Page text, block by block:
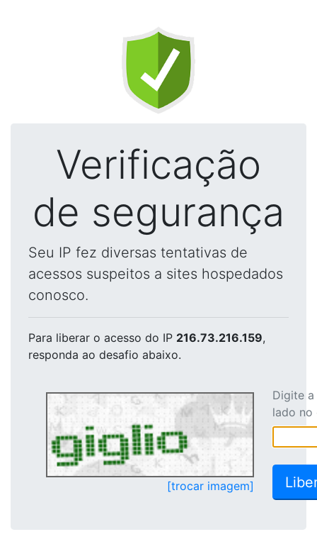
Verificação
de segurança
Seu IP fez diversas tentativas de
acessos suspeitos a sites hospedados
conosco.
Para liberar o acesso do IP 216.73.216.159,
responda ao desafio abaixo.
[trocar imagem]
Digite
lado no